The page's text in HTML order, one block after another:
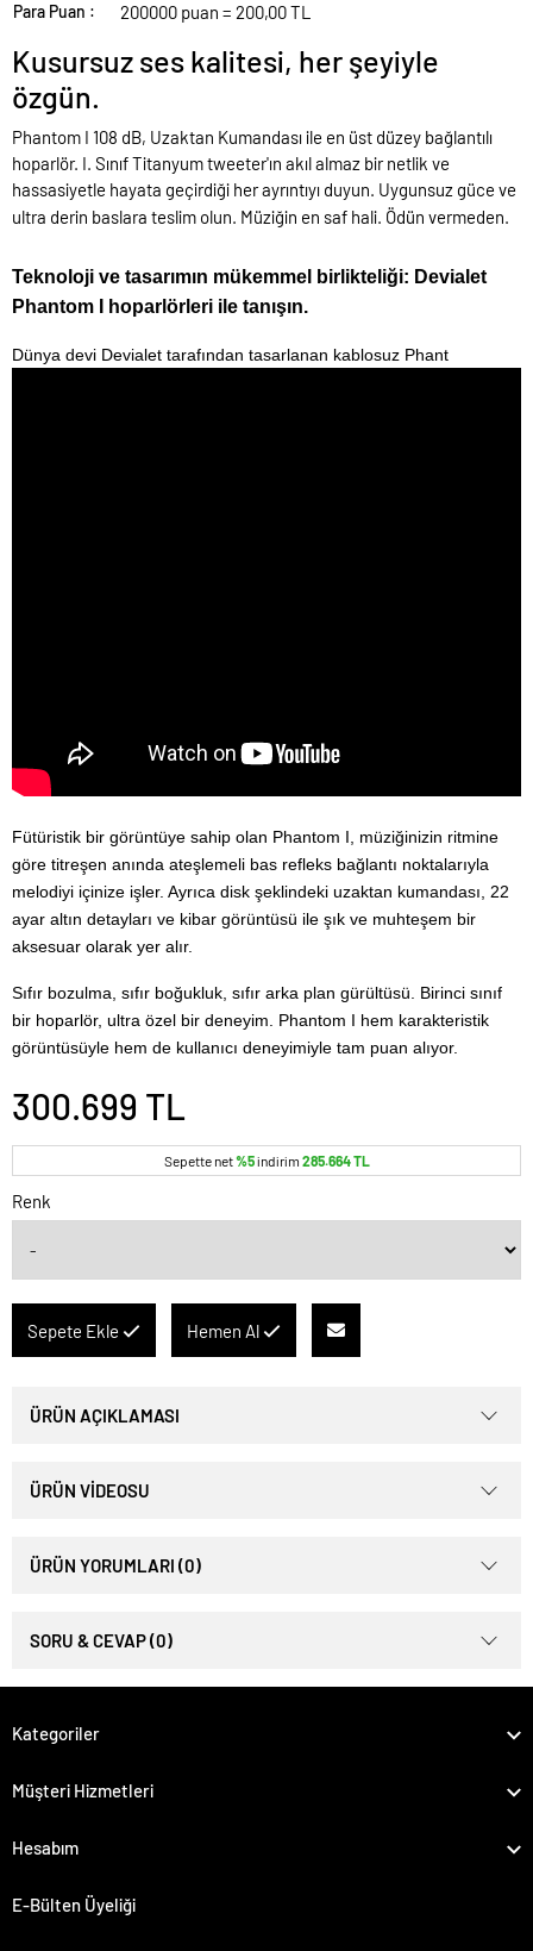
Para Puan : 200000 puan = 200,00 TL
Kusursuz ses kalitesi, her şeyiyle
özgün.
Phantom I 108 dB, Uzaktan Kumandası ile en üst düzey bağlantılı
hoparlör. I. Sınıf Titanyum tweeter'ın akıl almaz bir netlik ve
hassasiyetle hayata geçirdiği her ayrıntıyı duyun. Uygunsuz güce ve
ultra derin baslara teslim olun. Müziğin en saf hali. Ödün vermeden.
Teknoloji ve tasarımın mükemmel birlikteliği: Devialet
Phantom I hoparlörleri ile tanışın.
Dünya devi Devialet tarafından tasarlanan kablosuz Phant
Fütüristik bir görüntüye sahip olan Phantom I, müziğinizin ritmine
göre titreşen anında ateşlemeli bas refleks bağlantı noktalarıyla
melodiyi içinize işler. Ayrıca disk şeklindeki uzaktan kumandası, 22
ayar altın detayları ve kibar görüntüsü ile şık ve muhteşem bir
aksesuar olarak yer alır.
Sıfır bozulma, sıfır boğukluk, sıfır arka plan gürültüsü. Birinci sınıf
bir hoparlör, ultra özel bir deneyim. Phantom I hem karakteristik
görüntüsüyle hem de kullanıcı deneyimiyle tam puan alıyor.
300.699 TL
Sepette net%5indirim 285.664 TL
Renk
Sepete Ekle Hemen Al
ÜRÜN AÇIKLAMASI
ÜRÜN VİDEOSU
ÜRÜN YORUMLARI (0)
SORU & CEVAP (0)
Kategoriler
Müşteri Hizmetleri
Hesabım
E-Bülten Üyeliği